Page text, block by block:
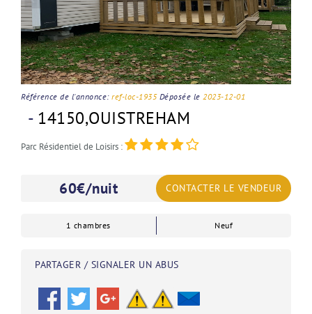
Référence de l'annonce: ref-loc-1935Déposée le 2023-12-01
-14150,OUISTREHAM
Parc Résidentiel de Loisirs :
60€/nuit CONTACTER LE VENDEUR
1 chambres Neuf
PARTAGER / SIGNALER UN ABUS